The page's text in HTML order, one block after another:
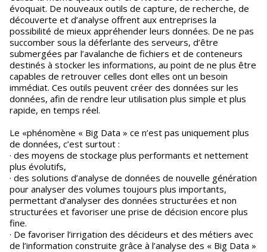
évoquait. De nouveaux outils de capture, de recherche, de
découverte et d’analyse offrent aux entreprises la
possibilité de mieux appréhender leurs données. De ne pas
succomber sous la déferlante des serveurs, d’être
submergées par l’avalanche de fichiers et de conteneurs
destinés à stocker les informations, au point de ne plus être
capables de retrouver celles dont elles ont un besoin
immédiat. Ces outils peuvent créer des données sur les
données, afin de rendre leur utilisation plus simple et plus
rapide, en temps réel.
Le «phénomène « Big Data » ce n’est pas uniquement plus
de données, c’est surtout :
· des moyens de stockage plus performants et nettement
plus évolutifs,
· des solutions d’analyse de données de nouvelle génération
pour analyser des volumes toujours plus importants,
permettant d’analyser des données structurées et non
structurées et favoriser une prise de décision encore plus
fine.
· De favoriser l’irrigation des décideurs et des métiers avec
de l’information construite grâce à l’analyse des « Big Data »